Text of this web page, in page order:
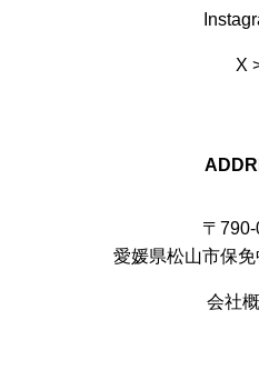
X
〒
愛媛県松山市保
会社